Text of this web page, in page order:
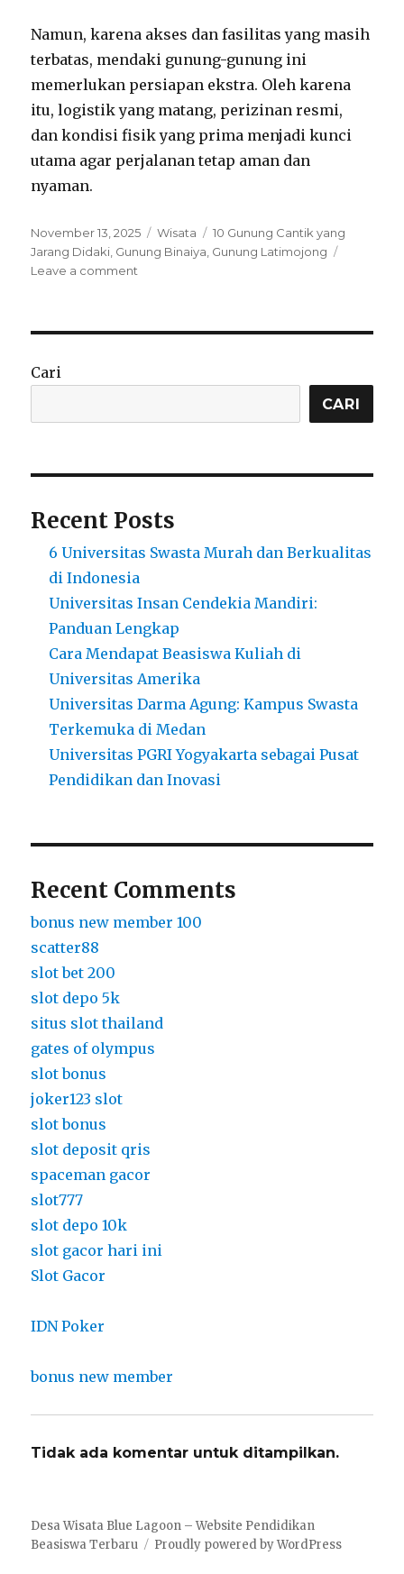
Namun, karena akses dan fasilitas yang masih
terbatas, mendaki gunung-gunung ini
memerlukan persiapan ekstra. Oleh karena
itu, logistik yang matang, perizinan resmi,
dan kondisi fisik yang prima menjadi kunci
utama agar perjalanan tetap aman dan
nyaman.
Posted
on
November 13, 2025 Categories
Wisata Tags
10 Gunung Cantik yang
Jarang Didaki, Gunung Binaiya, Gunung Latimojong
Leave a comment
Didaki,
Layak
Cari
CARI
Recent Posts
6 Universitas Swasta Murah dan Berkualitas
di Indonesia
Universitas Insan Cendekia Mandiri:
Panduan Lengkap
Cara Mendapat Beasiswa Kuliah di
Universitas Amerika
Universitas Darma Agung: Kampus Swasta
Terkemuka di Medan
Universitas PGRI Yogyakarta sebagai Pusat
Pendidikan dan Inovasi
Recent Comments
bonus new member 100
scatter88
slot bet 200
slot depo 5k
situs slot thailand
gates of olympus
slot bonus
joker123 slot
slot bonus
slot deposit qris
spaceman gacor
slot777
slot depo 10k
slot gacor hari ini
Slot Gacor
IDN Poker
bonus new member
Tidak ada komentar untuk ditampilkan.
Desa Wisata Blue Lagoon – Website Pendidikan
Beasiswa Terbaru
Proudly powered by WordPress